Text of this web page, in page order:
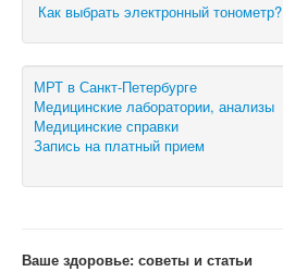
Как выбрать электронный тонометр?
МРТ в Санкт-Петербурге
Медицинские лаборатории, анализы
Медицинские справки
Запись на платный прием
Ваше здоровье: советы и статьи